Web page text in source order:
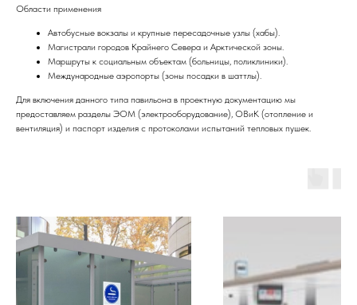
Области применения
Автобусные вокзалы и крупные пересадочные узлы (хабы).
Магистрали городов Крайнего Севера и Арктической зоны.
Маршруты к социальным объектам (больницы, поликлиники).
Международные аэропорты (зоны посадки в шаттлы).
Для включения данного типа павильона в проектную документацию мы
предоставляем разделы ЭОМ (электрооборудование), ОВиК (отопление и
вентиляция) и паспорт изделия с протоколами испытаний тепловых пушек.